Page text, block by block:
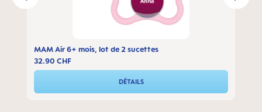
MAM Air 6+ mois, lot de 2 sucettes
32.90 CHF
DÉTAILS